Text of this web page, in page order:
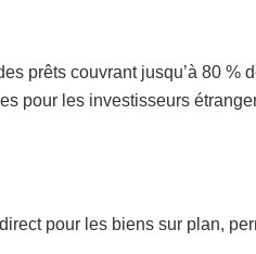
prêts couvrant jusqu’à 80 %
pour les investisseurs
pour les biens sur plan,